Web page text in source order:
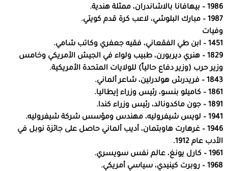
1986 – بيهافانا بالاشاندران، ممثلة هندية.
1987 – مبارك البلوشي، لاعب كرة قدم كويتي.
وفيات
1451 – ابن طي الفقعاني، فقيه جعفري وكاتب شامي.
1829 – هنري ديربورن، طبيب ولواء في الجيش الأمريكي وخامس
وزير حرب (وزير دفاع حالياً) للولايات المتحدة الأمريكية.
1843 – فريدرش هولدرلين، شاعر ألماني.
1861 – كاميلو بنسو، رئيس وزراء إيطاليا.
1891 – جون ماكدونالد، رئيس وزراء كندا.
1941 – لويس شيفروليه، مهندس ومؤسس شركة شيفروليه.
1946 – غرهارت هاوبتمان، أديب ألماني حاصل على جائزة نوبل في
الأدب عام 1912.
1961 – كارل يونغ، عالم نفس سويسري.
1968 – روبرت كينيدي، سياسي أمريكي.